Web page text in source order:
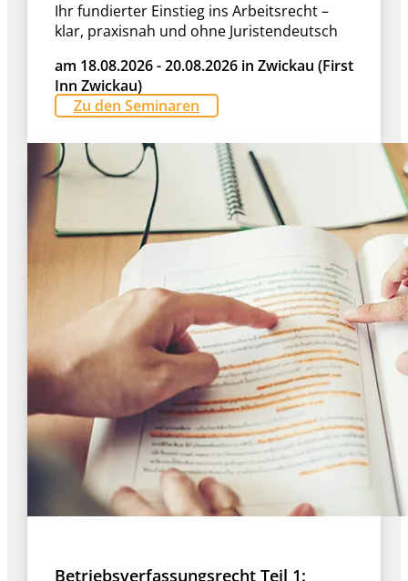
Ihr fundierter Einstieg ins Arbeitsrecht –
klar, praxisnah und ohne Juristendeutsch
am 18.08.2026 - 20.08.2026 in Zwickau (First
Inn Zwickau)
Zu den Seminaren
Betriebsverfassungsrecht Teil 1: